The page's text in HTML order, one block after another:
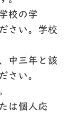
校の学
さい。学校
中三年と該
さい。
は個人応